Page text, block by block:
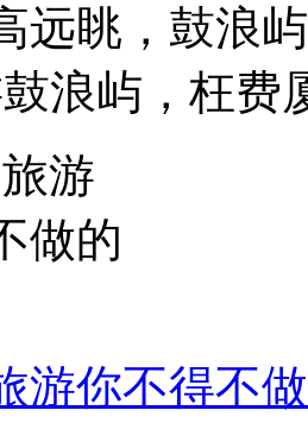
远眺，鼓浪
浪屿，枉费
游你不得不